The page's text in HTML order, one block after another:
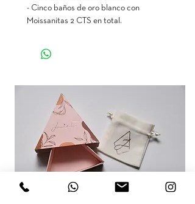
- Cinco baños de oro blanco con
Moissanitas 2 CTS en total.